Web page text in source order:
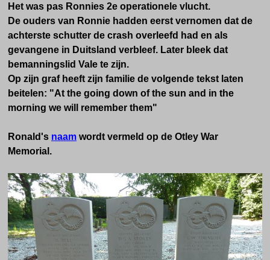
Het was pas Ronnies 2e operationele vlucht.
De ouders van Ronnie hadden eerst vernomen dat de
achterste schutter de crash overleefd had en als
gevangene in Duitsland verbleef. Later bleek dat
bemanningslid Vale te zijn.
Op zijn graf heeft zijn familie de volgende tekst laten
beitelen: "At the going down of the sun and in the
morning we will remember them"
Ronald's naam wordt vermeld op de Otley War
Memorial.